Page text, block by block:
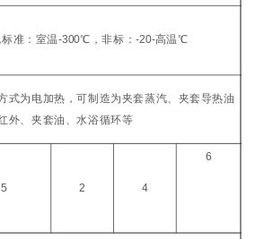
标准：室温-300℃ ，非标：-20-高温℃
式为电加热，可制造为夹套蒸汽、夹套导热油
外、夹套油、水浴循环等
2 4
6